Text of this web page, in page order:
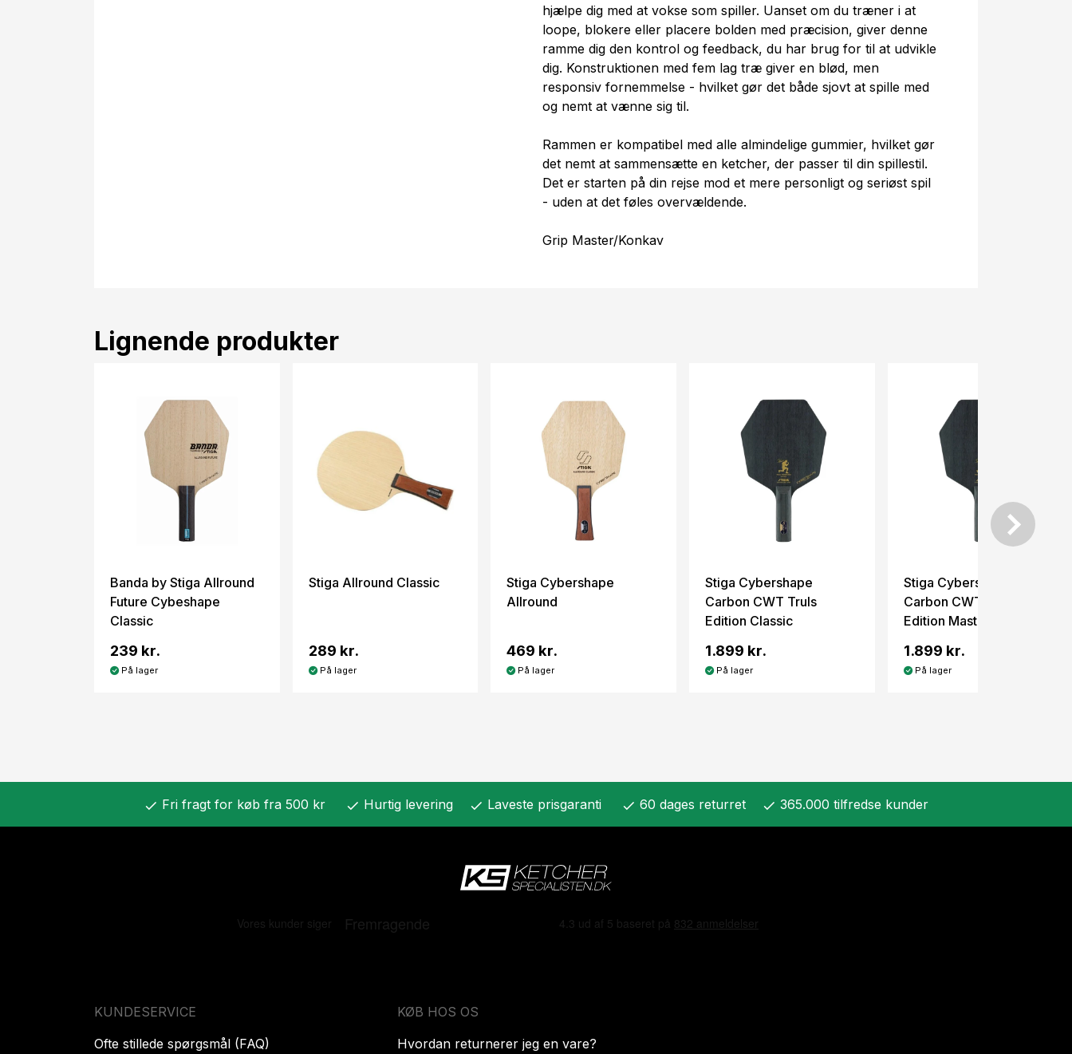
hjælpe dig med at vokse som spiller. Uanset om du træner i at
loope, blokere eller placere bolden med præcision, giver denne
ramme dig den kontrol og feedback, du har brug for til at udvikle
dig. Konstruktionen med fem lag træ giver en blød, men
responsiv fornemmelse - hvilket gør det både sjovt at spille med
og nemt at vænne sig til.
Rammen er kompatibel med alle almindelige gummier, hvilket gør
det nemt at sammensætte en ketcher, der passer til din spillestil.
Det er starten på din rejse mod et mere personligt og seriøst spil
- uden at det føles overvældende.
Grip Master/Konkav
Lignende produkter
Banda by Stiga Allround
Future Cybeshape
Classic
239 kr.
På lager
Stiga Allround Classic
289 kr.
På lager
Stiga Cybershape
Allround
469 kr.
På lager
Stiga Cybershape
Carbon CWT Truls
Edition Classic
1.899 kr.
På lager
Stiga Cybershape
Carbon CWT Truls
Edition Master
1.899 kr.
På lager
check Fri fragt for køb fra 500 kr check Hurtig levering check Laveste prisgaranti check 60 dages returret check 365.000 tilfredse kunder
KUNDESERVICE
Ofte stillede spørgsmål (FAQ)
KØB HOS OS
Hvordan returnerer jeg en vare?